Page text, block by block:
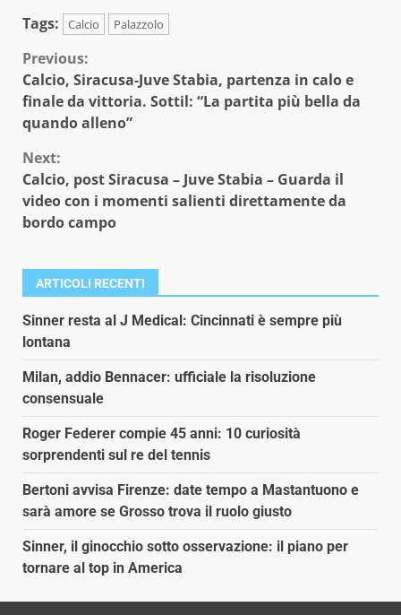
Tags:
Calcio Palazzolo
Continue
Reading
Previous:
Calcio, Siracusa-Juve Stabia, partenza in calo e
finale da vittoria. Sottil: “La partita più bella da
quando alleno”
Next:
Calcio, post Siracusa – Juve Stabia – Guarda il
video con i momenti salienti direttamente da
bordo campo
ARTICOLI RECENTI
Sinner resta al J Medical: Cincinnati è sempre più
lontana
Milan, addio Bennacer: ufficiale la risoluzione
consensuale
Roger Federer compie 45 anni: 10 curiosità
sorprendenti sul re del tennis
Bertoni avvisa Firenze: date tempo a Mastantuono e
sarà amore se Grosso trova il ruolo giusto
Sinner, il ginocchio sotto osservazione: il piano per
tornare al top in America